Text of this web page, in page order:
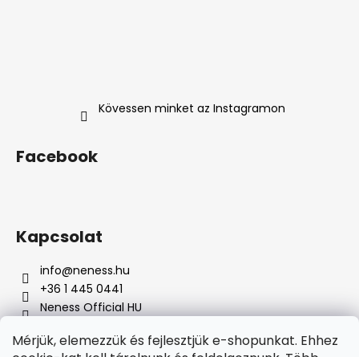
Mérjük, elemezzük és fejlesztjük e-shopunkat. Ehhez
Kövessen minket az Instagramon
Facebook
Kapcsolat
info@neness.hu
+36 1 445 0441
Neness Official HU